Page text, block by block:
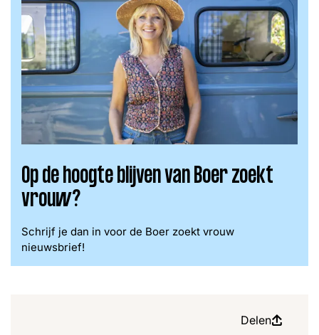
Op de hoogte blijven van Boer zoekt
vrouw?
Schrijf je dan in voor de Boer zoekt vrouw
nieuwsbrief!
Delen